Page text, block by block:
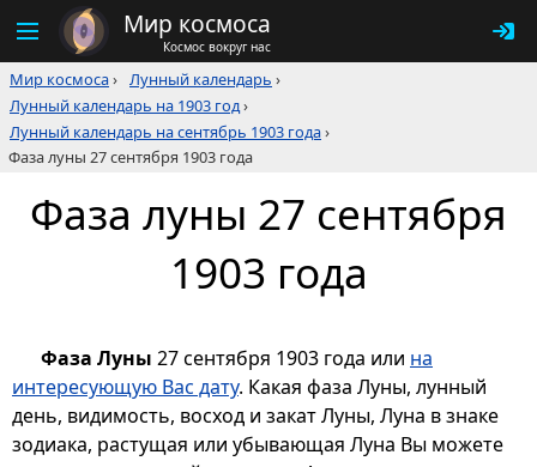
Мир космоса
Космос вокруг нас
Мир космоса› Лунный календарь ›
Лунный календарь на 1903 год›
Лунный календарь на сентябрь 1903 года›
Фаза луны 27 сентября 1903 года
Фаза луны 27 сентября
1903 года
Фаза Луны 27 сентября 1903 года или на
интересующую Вас дату. Какая фаза Луны, лунный
день, видимость, восход и закат Луны, Луна в знаке
зодиака, растущая или убывающая Луна Вы можете